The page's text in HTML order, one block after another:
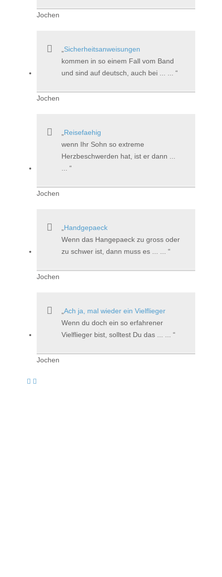
Jochen
Sicherheitsanweisungen
kommen in so einem Fall vom Band
und sind auf deutsch, auch bei ... ...
Jochen
Reisefaehig
wenn Ihr Sohn so extreme
Herzbeschwerden hat, ist er dann ...
Jochen
Handgepaeck
Wenn das Hangepaeck zu gross oder
zu schwer ist, dann muss es ... ...
Jochen
Ach ja, mal wieder ein Vielflieger
Wenn du doch ein so erfahrener
Vielflieger bist, solltest Du das ... ...
Jochen